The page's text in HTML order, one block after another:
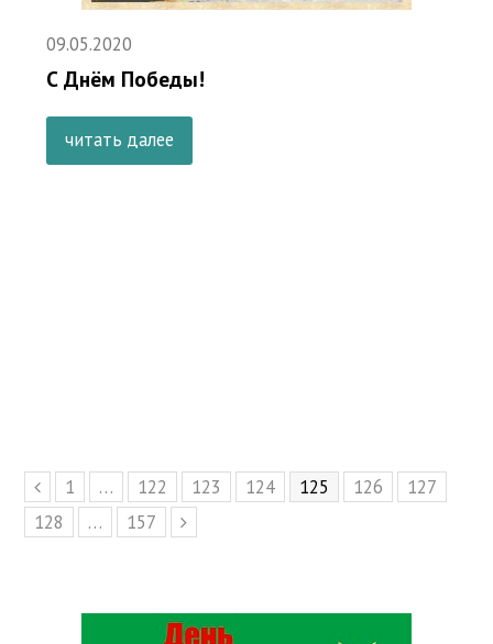
09.05.2020
С Днём Победы!
читать далее
Предыдущий
Page
1 … Page
122 Page
123 Page
124 Page
125 Page
126 Page
127
Page
128 … Page
157